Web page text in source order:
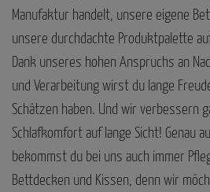
Manufaktur handelt, unsere eigene
unsere durchdachte Produktpalette
Dank unseres hohen Anspruchs an
und Verarbeitung wirst du lange
Schätzen haben. Und wir verbessern
Schlafkomfort auf lange Sicht! Genau
bekommst du bei uns auch immer
Bettdecken und Kissen, denn wir